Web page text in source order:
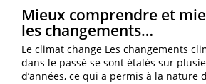
Mieux comprendre et
les changements…
Le climat change Les changements
dans le passé se sont étalés sur
d’années, ce qui a permis à la nature